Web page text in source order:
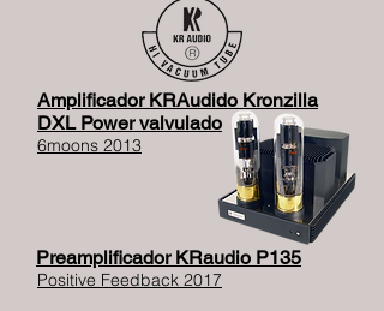
Amplificador KRAudido Kronzilla
DXL Power valvulado
6moons 2013
Preamplificador KRaudio P135
Positive Feedback 2017